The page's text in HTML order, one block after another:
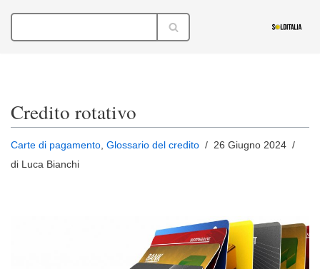
Vai
Credito rotativo
Carte di pagamento, Glossario del credito
26 Giugno 2024
di Luca Bianchi